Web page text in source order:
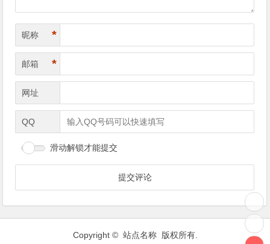
昵称 *
邮箱 *
网址
QQ
滑动解锁才能提交
Copyright © 站点名称 版权所有.